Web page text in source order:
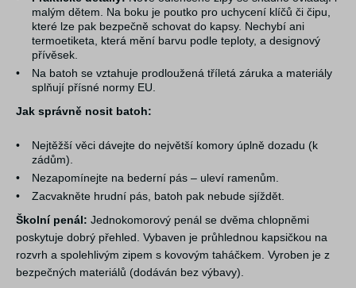
malým dětem. Na boku je poutko pro uchycení klíčů či čipu,
které lze pak bezpečně schovat do kapsy. Nechybí ani
termoetiketa, která mění barvu podle teploty, a designový
přívěsek.
•
Na batoh se vztahuje prodloužená tříletá záruka a materiály
splňují přísné normy EU.
Jak správně nosit batoh:
•
Nejtěžší věci dávejte do největší komory úplně dozadu (k
zádům).
•
Nezapomínejte na bederní pás – uleví ramenům.
•
Zacvakněte hrudní pás, batoh pak nebude sjíždět.
Školní penál: Jednokomorový penál se dvěma chlopněmi
poskytuje dobrý přehled. Vybaven je průhlednou kapsičkou na
rozvrh a spolehlivým zipem s kovovým taháčkem. Vyroben je z
bezpečných materiálů (dodáván bez výbavy).